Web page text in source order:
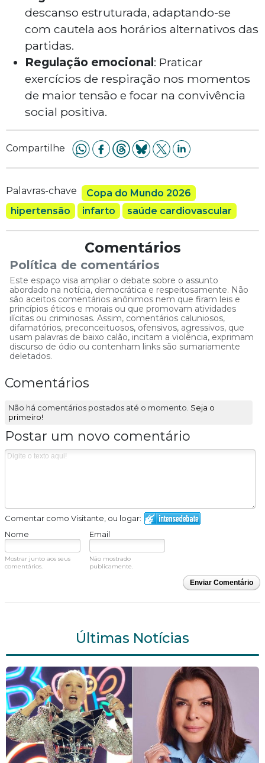
descanso estruturada, adaptando-se
com cautela aos horários alternativos das
partidas.
Regulação emocional: Praticar
exercícios de respiração nos momentos
de maior tensão e focar na convivência
social positiva.
Compartilhe
Palavras-chave
Copa do Mundo 2026
hipertensão
infarto saúde cardiovascular
Comentários
Política de comentários
Este espaço visa ampliar o debate sobre o assunto
abordado na notícia, democrática e respeitosamente. Não
são aceitos comentários anônimos nem que firam leis e
princípios éticos e morais ou que promovam atividades
ilícitas ou criminosas. Assim, comentários caluniosos,
difamatórios, preconceituosos, ofensivos, agressivos, que
usam palavras de baixo calão, incitam a violência, exprimam
discurso de ódio ou contenham links são sumariamente
deletados.
Comentários
Não há comentários postados até o momento. Seja o
primeiro!
Postar um novo comentário
Comentar como Visitante, ou logar:
Nome
Email
Mostrar junto aos seus
comentários.
Não mostrado
publicamente.
Enviar Comentário
Últimas Notícias